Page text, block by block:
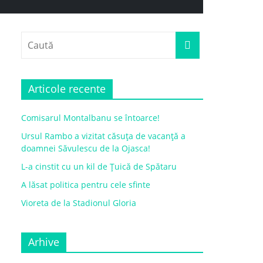
Articole recente
Comisarul Montalbanu se întoarce!
Ursul Rambo a vizitat căsuța de vacanță a
doamnei Săvulescu de la Ojasca!
L-a cinstit cu un kil de Țuică de Spătaru
A lăsat politica pentru cele sfinte
Vioreta de la Stadionul Gloria
Arhive